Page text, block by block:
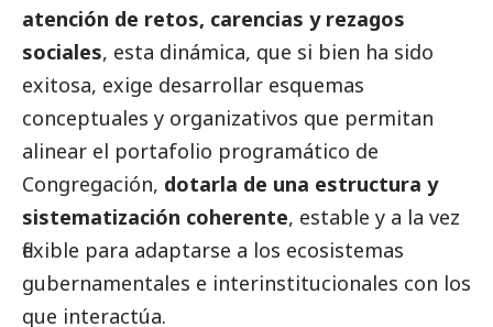
atención de retos, carencias y rezagos
sociales, esta dinámica, que si bien ha sido
exitosa, exige desarrollar esquemas
conceptuales y organizativos que permitan
alinear el portafolio programático de
Congregación, dotarla de una estructura y
sistematización coherente, estable y a la vez
flexible para adaptarse a los ecosistemas
gubernamentales e interinstitucionales con los
que interactúa.